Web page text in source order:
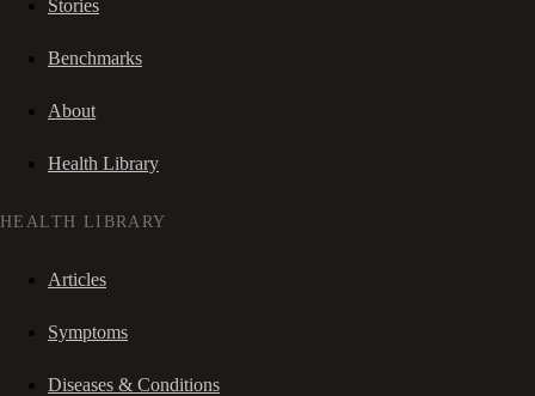
Stories
Benchmarks
About
Health Library
HEALTH LIBRARY
Articles
Symptoms
Diseases & Conditions